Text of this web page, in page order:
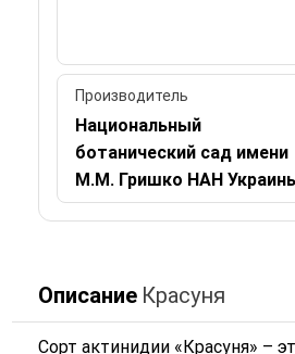
Производитель
Национальный
ботанический сад имени
М.М. Гришко НАН
Описание Красуня
Сорт актинидии «Красуня» –